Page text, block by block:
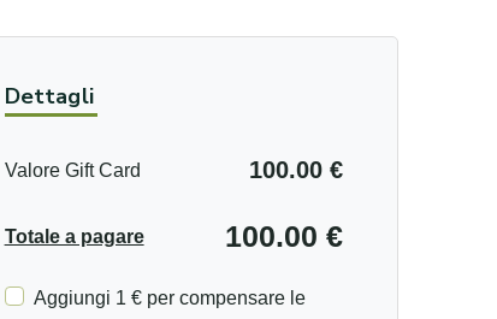
Dettagli
Valore Gift Card 100.00 €
Totale a pagare 100.00 €
Aggiungi 1 € per compensare le